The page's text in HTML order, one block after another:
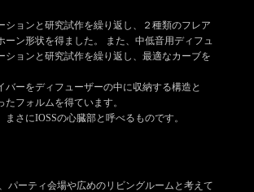
ョンと研究試作を繰り返し、２種類のフレア
ーン形状を得ました。 また、中低音用ディフュ
ションと研究試作を繰り返し、最適なカーブを
ーをディフューザーの中に収納する構造と
フォルムを得ています。
さにIOSSの心臓部と呼べるものです。
パーティ会場や広めのリビングルームと考えて